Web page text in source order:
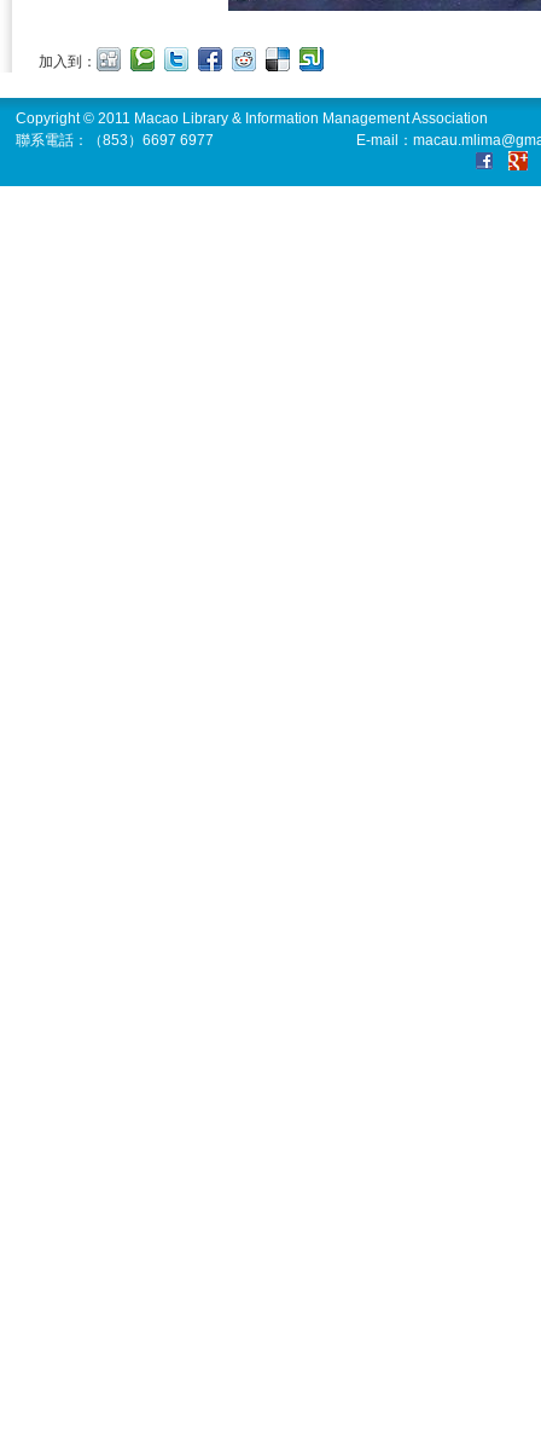
加入到：
Copyright © 2011 Macao Library & Information Management Association
聯系電話：（853）6697 6977
E-mail：